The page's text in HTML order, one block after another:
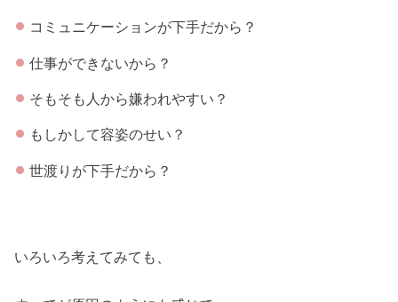
コミュニケーションが下手だから？
仕事ができないから？
そもそも人から嫌われやすい？
もしかして容姿のせい？
世渡りが下手だから？
いろいろ考えてみても、